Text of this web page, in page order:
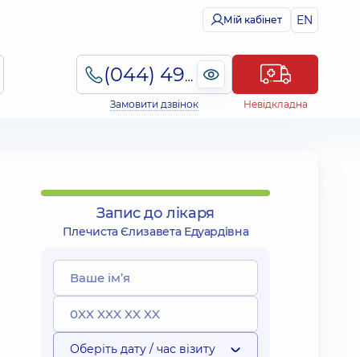
Мій кабінет EN
(044) 495-2-888
Замовити дзвінок Невідкладна
Запис до лікаря
Плечиста Єлизавета Едуардівна
Оберіть дату / час візиту